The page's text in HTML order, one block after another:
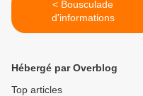
< Bousculade
d'informations
Hébergé par Overblog
Top articles